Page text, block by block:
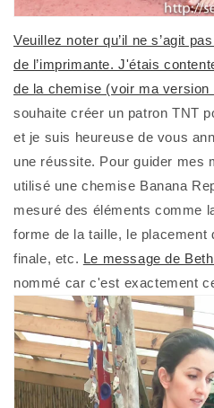
Veuillez noter qu’il ne s’agit
de l’imprimante. J'étais
de la chemise (voir ma version
souhaite créer un patron TNT
et je suis heureuse de vous
une réussite. Pour guider mes
utilisé une chemise Banana
mesuré des éléments comme
forme de la taille, le placement
finale, etc. Le message de
nommé car c'est exactement